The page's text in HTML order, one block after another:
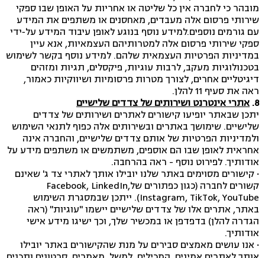
מובהר כי לחברה אין כל שליטה או אחריות על האופן שבו ספקי
שירותי פרסום אלה מעבדים, מאחסנים או משתפים את המידע
עם גורמים נוספים.למידע נוסף בנוגע לאופן עיבוד המידע על‑ידי
ספקי שירותי פרסום אלה למטרותיהם העצמאיות, אנא עיין
במדיניות הפרטיות העצמאית שלהם. למידע נוסף בקשר לשימוש
בטכנולוגיות מעקב, לרבות עוגיות, פיקסלים, תגיות ומזהים
דיגיטליים אחרים, לצורך מטרות פרסומיות ושיווקיות כאמור,
ראה את סעיף 11 להלן.
8. אתרי אינטרנט ושירותים של צדדים שלישיים
יתכן שבאתר יופיעו קישורים לאתרים ושירותים של צדדים
שלישיים. שימושך באתרים ובשירותים אלה כפוף לתנאי השימוש
ולמדיניות הפרטיות של אותם צדדים שלישיים, והחברה אינה
אחראית לאופן שבו הם אוספים, משתמשים או משתפים מידע על
אודותיך. לפירוט נוסף - ראה בהרחבה.
· קישורים מסוימים באתר שלנו יובילו אותך לאתרי צד ג' שאינם
קשורים לחברה (כגון כפתורים שלFacebook, LinkedIn,
Instagram, TikTok, YouTube). ייתכן שבמסגרת השימוש
באתר, אתרים אלו של צדדים שלישיים יישמו "עוגיות" (ראה
הגדרה להלן) בדפדפן או במכשיר שלך, וכך ישיגו מידע אישי
אודותיך.
· אנו עושים מאמצים סבירים על מנת שהקישורים באתר יובילו